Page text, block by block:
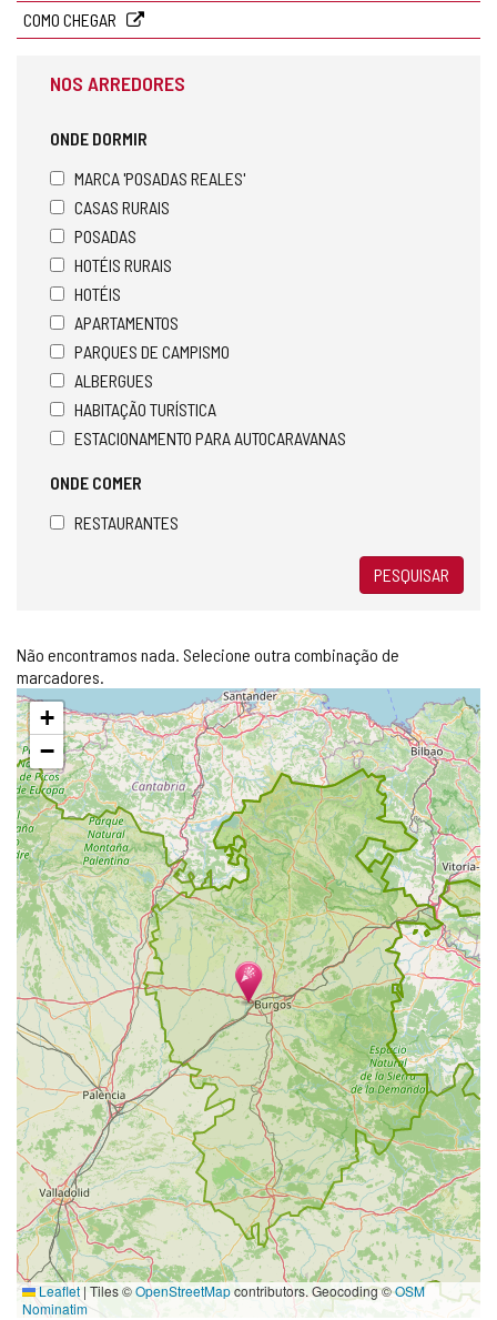
COMO CHEGAR
NOS ARREDORES
ONDE DORMIR
MARCA 'POSADAS REALES'
CASAS RURAIS
POSADAS
HOTÉIS RURAIS
HOTÉIS
APARTAMENTOS
PARQUES DE CAMPISMO
ALBERGUES
HABITAÇÃO TURÍSTICA
ESTACIONAMENTO PARA AUTOCARAVANAS
ONDE COMER
RESTAURANTES
PESQUISAR
Não encontramos nada. Selecione outra combinação de
marcadores.
Pular
mapa
+
−
Leaflet | Tiles ©OpenStreetMapcontributors. Geocoding ©OSM
Nominatim